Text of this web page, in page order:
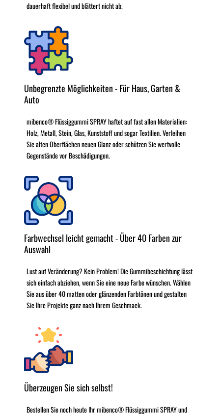
dauerhaft flexibel und blättert nicht ab.
Unbegrenzte Möglichkeiten - Für Haus, Garten &
Auto
mibenco® Flüssiggummi SPRAY haftet auf fast allen Materialien:
Holz, Metall, Stein, Glas, Kunststoff und sogar Textilien. Verleihen
Sie alten Oberflächen neuen Glanz oder schützen Sie wertvolle
Gegenstände vor Beschädigungen.
Farbwechsel leicht gemacht - Über 40 Farben zur
Auswahl
Lust auf Veränderung? Kein Problem! Die Gummibeschichtung lässt
sich einfach abziehen, wenn Sie eine neue Farbe wünschen. Wählen
Sie aus über 40 matten oder glänzenden Farbtönen und gestalten
Sie Ihre Projekte ganz nach Ihrem Geschmack.
Überzeugen Sie sich selbst!
Bestellen Sie noch heute Ihr mibenco® Flüssiggummi SPRAY und